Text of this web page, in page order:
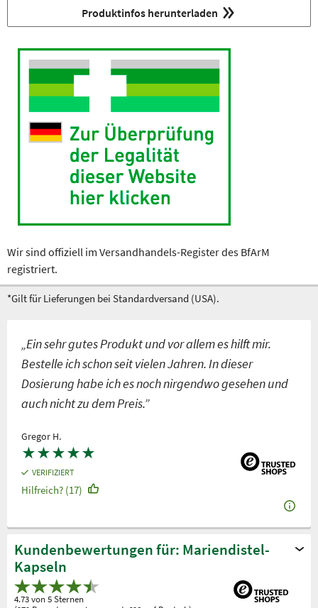
Produktinfos herunterladen
Wir sind offiziell im Versandhandels-Register des BfArM
registriert.
*Gilt für Lieferungen bei Standardversand (USA).
„Ein sehr gutes Produkt und vor allem es hilft mir.
Bestelle ich schon seit vielen Jahren. In dieser
Dosierung habe ich es noch nirgendwo gesehen und
auch nicht zu dem Preis.”
Gregor H.
★★★★★
VERIFIZIERT
Hilfreich? (17)
Kundenbewertungen für: Mariendistel-
Kapseln
4.73 von 5 Sternen